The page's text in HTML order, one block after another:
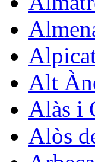
Alt
Alàs i
Alòs